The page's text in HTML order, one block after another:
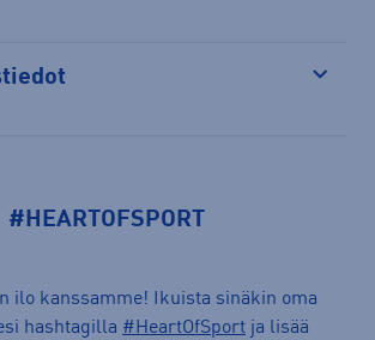
#HEARTOFSPORT
ilo kanssamme! Ikuista sinäkin oma
hashtagilla #HeartOfSport ja lisää